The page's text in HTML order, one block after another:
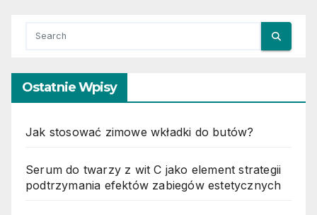
Ostatnie Wpisy
Jak stosować zimowe wkładki do butów?
Serum do twarzy z wit C jako element strategii
podtrzymania efektów zabiegów estetycznych